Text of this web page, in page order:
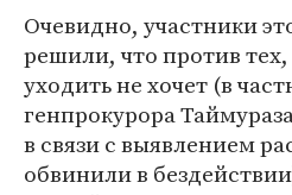
Очевидно, участники
решили, что против
уходить не хочет (в
генпрокурора
в связи с выявлением
обвинили в